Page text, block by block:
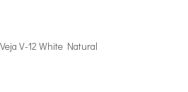
V-12 White Natural